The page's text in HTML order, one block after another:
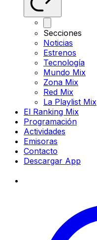
Secciones
Noticias
Estrenos
Tecnología
Mundo Mix
Zona Mix
Red Mix
La Playlist Mix
El Ranking Mix
Programación
Actividades
Emisoras
Contacto
Descargar App